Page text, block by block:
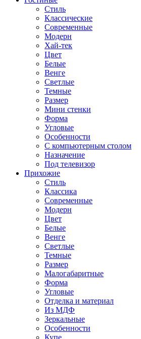
Стиль
Классические
Современные
Модерн
Хай-тек
Цвет
Белые
Венге
Светлые
Темные
Размер
Мини стенки
Форма
Угловые
Особенности
С компьютерным столом
Назначение
Под телевизор
Прихожие
Стиль
Классика
Современные
Модерн
Цвет
Белые
Венге
Светлые
Темные
Размер
Малогабаритные
Форма
Угловые
Отделка и материал
Из МДФ
Зеркальные
Особенности
Купе